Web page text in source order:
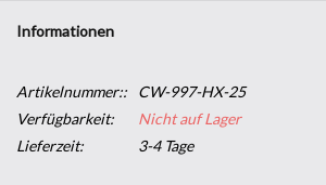
Informationen
Artikelnummer::
CW-997-HX-25
Verfügbarkeit:
Nicht auf Lager
Lieferzeit:
3-4 Tage